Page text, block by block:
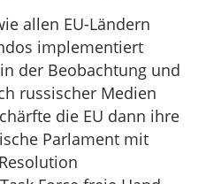
allen EU-Ländern
implementiert
der Beobachtung und
russischer Medien
die EU dann ihre
Parlament mit